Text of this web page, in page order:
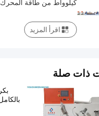
كيلوواط من طاقة المحرك
اقرأ المزيد
ذات صلة